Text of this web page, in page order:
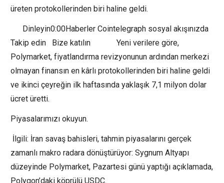
üreten protokollerinden biri haline geldi.
Dinleyin0:00Haberler Cointelegraph sosyal akışınızda
Takip edin Bize katılın Yeni verilere göre,
Polymarket, fiyatlandırma revizyonunun ardından merkezi
olmayan finansın en kârlı protokollerinden biri haline geldi
ve ikinci çeyreğin ilk haftasında yaklaşık 7,1 milyon dolar
ücret üretti.
Piyasalarımızı okuyun.
İlgili: İran savaş bahisleri, tahmin piyasalarını gerçek
zamanlı makro radara dönüştürüyor: Sygnum Altyapı
düzeyinde Polymarket, Pazartesi günü yaptığı açıklamada,
Polygon’daki köprülü USDC.